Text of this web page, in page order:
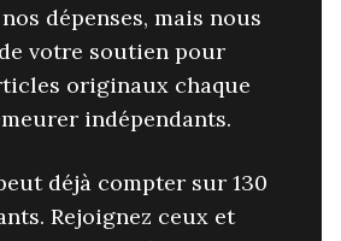
dépenses, mais nous
votre soutien pour
originaux chaque
indépendants.
déjà compter sur 130
Rejoignez ceux et